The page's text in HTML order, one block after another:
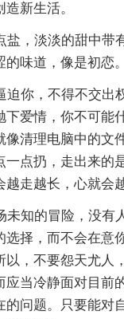
新生活。
盐，淡淡的甜中带
味道，像是初恋。
迫你，不得不交出
下爱情，你不可能
像清理电脑中的文
一点扔，走出来的
走越长，心就会
未知的冒险，没有
选择，而不会在意
以，不要怨天尤人
应当冷静面对目前
的问题。只要能对